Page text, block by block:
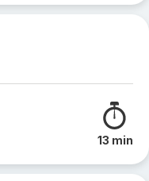
13 min